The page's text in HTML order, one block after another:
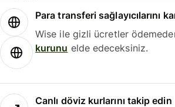
Para transferi sağlayıcılarını
Wise ile gizli ücretler
kurunu elde edeceksiniz.
Canlı döviz kurlarını takip edin